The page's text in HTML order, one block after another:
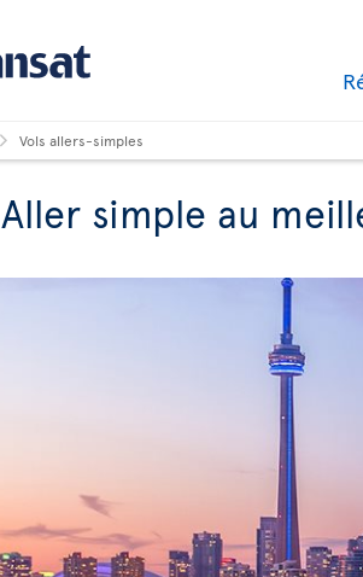
Vols allers-simples
Aller simple au